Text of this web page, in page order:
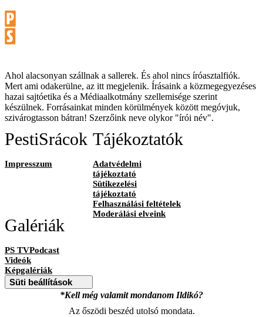
Ahol alacsonyan szállnak a sallerek. És ahol nincs íróasztalfiók.
Mert ami odakerülne, az itt megjelenik. Írásaink a közmegegyezéses
hazai sajtóetika és a Médiaalkotmány szellemisége szerint
készülnek. Forrásainkat minden körülmények között megóvjuk,
szivárogtasson bátran! Szerzőink neve olykor "írói név".
PestiSrácok
Impresszum
Tájékoztatók
Adatvédelmi
tájékoztató
Sütikezelési
tájékoztató
Felhasználási feltételek
Moderálási elveink
Galériák
PS TVPodcast
Videók
Képgalériák
Süti beállítások
*Kell még valamit mondanom Ildikó?
Az őszödi beszéd utolsó mondata.